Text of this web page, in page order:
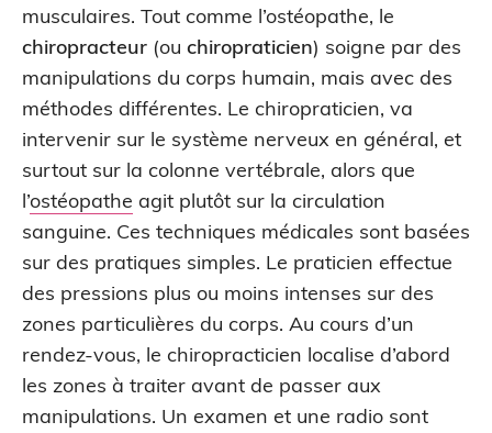
musculaires. Tout comme l’ostéopathe, le
chiropracteur (ou chiropraticien) soigne par des
manipulations du corps humain, mais avec des
méthodes différentes. Le chiropraticien, va
intervenir sur le système nerveux en général, et
surtout sur la colonne vertébrale, alors que
l’ostéopathe agit plutôt sur la circulation
sanguine. Ces techniques médicales sont basées
sur des pratiques simples. Le praticien effectue
des pressions plus ou moins intenses sur des
zones particulières du corps. Au cours d’un
rendez-vous, le chiropracticien localise d’abord
les zones à traiter avant de passer aux
manipulations. Un examen et une radio sont